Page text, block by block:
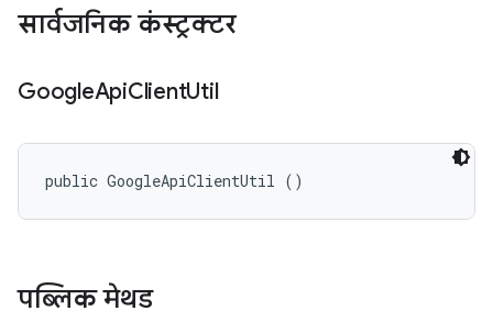
सार्वजनिक कंस्ट्रक्टर
GoogleApiClientUtil
public GoogleApiClientUtil ()
पब्लिक मेथड